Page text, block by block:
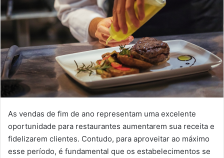
As vendas de fim de ano representam uma excelente
oportunidade para restaurantes aumentarem sua receita e
fidelizarem clientes. Contudo, para aproveitar ao máximo
esse período, é fundamental que os estabelecimentos se